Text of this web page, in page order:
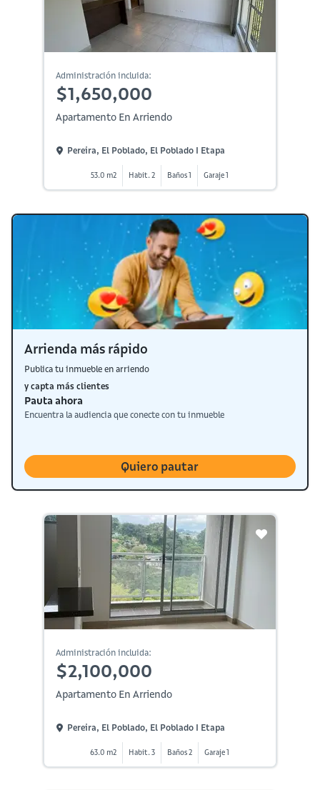
Administración incluida:
$1,650,000
Apartamento En Arriendo
Pereira, El Poblado, El Poblado I Etapa
53.0 m2 Habit. 2 Baños 1 Garaje 1
Arrienda más rápido
Publica tu inmueble en arriendo
y capta más clientes
Pauta ahora
Encuentra la audiencia que conecte con tu inmueble
Quiero pautar
Administración incluida:
$2,100,000
Apartamento En Arriendo
Pereira, El Poblado, El Poblado I Etapa
63.0 m2 Habit. 3 Baños 2 Garaje 1